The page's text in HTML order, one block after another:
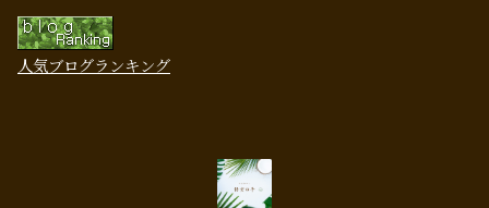
人気ブログランキング